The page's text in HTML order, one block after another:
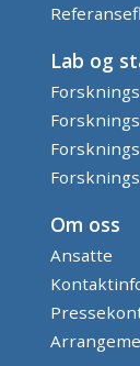
Lab og
Om oss
Ansatte